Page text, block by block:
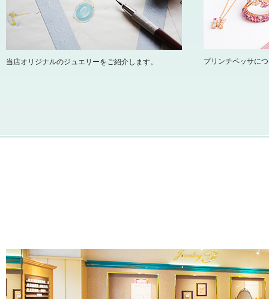
当店オリジナルのジュエリーをご紹介します。 プリンチペッサに